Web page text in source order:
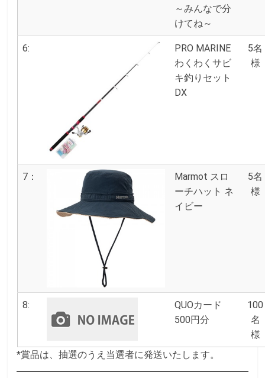
～みんなで分
けてね～
6:
PRO MARINE
わくわくサビ
キ釣りセット
DX
5名
様
7：
Marmot スロ
ーチハット ネ
イビー
5名
様
8:
QUOカード
500円分
100
名
様
*賞品は、抽選のうえ当選者に発送いたします。